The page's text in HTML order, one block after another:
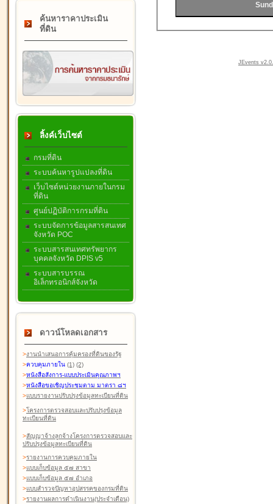
ค้นหาราคาประเมิน
ที่ดิน
ลิ้งค์เว็บไซต์
กรมที่ดิน
ระบบค้นหารูปแปลงที่ดิน
เว็บไซต์หน่วยงานภายในกรม
ที่ดิน
ศูนย์ปฏิบัติการกรมที่ดิน
ระบบจัดการข้อมูลสารสนเทศ
จังหวัด POC
ระบบสารสนเทศทรัพยากร
บุคคลจังหวัด DPIS v5
ระบบสารบรรณ
อิเล็กทรอนิกส์จังหวัด
ดาวน์โหลดเอกสาร
>งานนำเสนอการคุ้มครองที่ดินของรัฐ
>ควบคุมภายใน (1) (2)
>หนังสือสังการ-แบบประเมินคุณภาพฯ
>หนังสือขอเชิญประชุมตาม มาตรา ๘ฯ
>แบบรายงานปรับปรุงข้อมูลทะเบียนที่ดิน
>โครงการตรวจสอบและปรับปรุงข้อมูล
ทะเบียนที่ดิน
>สัญญาจ้างลูกจ้างโครงการตรวจสอบและ
ปรับปรุงข้อมูลทะเบียนที่ดิน
>รายงานการควบคุมภายใน
>แบบเก็บข้อมูล ๕๗ สาขา
>แบบเก็บข้อมูล ๕๗ อำเภอ
>แบบสำรวจปัญหาอุปสรรคของกรมที่ดิน
>รายงานผลการดำเนินงาน(ประจำเดือน)
JEvents